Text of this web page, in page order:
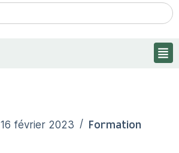
16 février 2023 Formation